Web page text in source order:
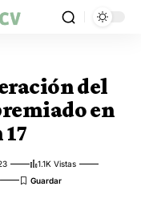
del
en
1.1K Vistas